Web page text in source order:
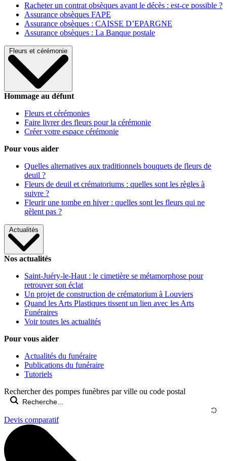
Racheter un contrat obsèques avant le décès : est-ce possible ?
Assurance obsèques FAPE
Assurance obsèques : CAISSE D’EPARGNE
Assurance obsèques : La Banque postale
Fleurs et cérémonie
Hommage au défunt
Fleurs et cérémonies
Faire livrer des fleurs pour la cérémonie
Créer votre espace cérémonie
Pour vous aider
Quelles alternatives aux traditionnels bouquets de fleurs de
deuil ?
Fleurs de deuil et crématoriums : quelles sont les règles à
suivre ?
Fleurir une tombe en hiver : quelles sont les fleurs qui ne
gèlent pas ?
Actualités
Nos actualités
Saint-Juéry-le-Haut : le cimetière se métamorphose pour
retrouver son éclat
Un projet de construction de crématorium à Louviers
Quand les Arts Plastiques tissent un lien avec les Arts
Funéraires
Voir toutes les actualités
Pour vous aider
Actualités du funéraire
Publications du funéraire
Tutoriels
Rechercher des pompes funèbres par ville ou code postal
Devis comparatif